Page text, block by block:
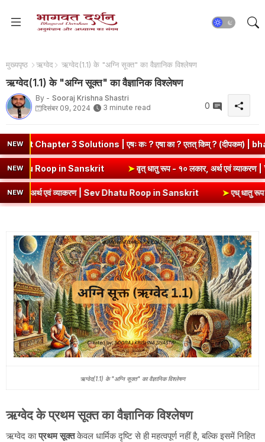
मुख्यपृष्ठ ऋग्वेद ऋग्वेद(1.1) के "अग्नि सूक्त" का वैज्ञानिक विश्लेषण
ऋग्वेद(1.1) के "अग्नि सूक्त" का वैज्ञानिक विश्लेषण
By - Sooraj Krishna Shastri
दिसंबर 09, 2024
3 minute read 0
NEW3 Solutions | एषः कः ? एषा का ? एतत् किम् ? (दीपकम) |
NEW
व्याकरण | Kri Dhatu Roop in Sanskrit ➤वृत् धातु रूप - १० लकार,
NEW
एवं व्याकरण | Sev Dhatu Roop in Sanskrit ➤एध् धातु रूप - १०
ऋग्वेद(1.1) के "अग्नि सूक्त" का वैज्ञानिक विश्लेषण
ऋग्वेद के प्रथम सूक्त का वैज्ञानिक विश्लेषण
ऋग्वेद काप्रथम सूक्तकेवल धार्मिक दृष्टि से ही महत्वपूर्ण नहीं है, बल्कि इसमें निहित